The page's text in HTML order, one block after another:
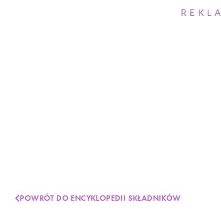
POWRÓT DO ENCYKLOPEDII SKŁADNIKÓW